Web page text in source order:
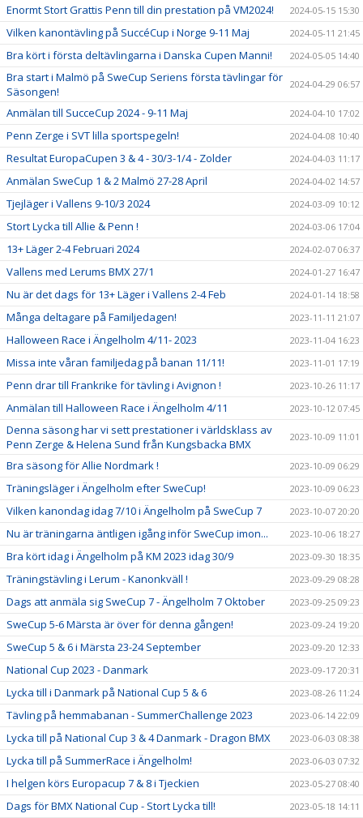
Enormt Stort Grattis Penn till din prestation på VM2024! 2024-05-15 15:30
Vilken kanontävling på SuccéCup i Norge 9-11 Maj 2024-05-11 21:45
Bra kört i första deltävlingarna i Danska Cupen Manni! 2024-05-05 14:40
Bra start i Malmö på SweCup Seriens första tävlingar för
Säsongen!
2024-04-29 06:57
Anmälan till SucceCup 2024 - 9-11 Maj 2024-04-10 17:02
Penn Zerge i SVT lilla sportspegeln! 2024-04-08 10:40
Resultat EuropaCupen 3 & 4 - 30/3-1/4 - Zolder 2024-04-03 11:17
Anmälan SweCup 1 & 2 Malmö 27-28 April 2024-04-02 14:57
Tjejläger i Vallens 9-10/3 2024 2024-03-09 10:12
Stort Lycka till Allie & Penn ! 2024-03-06 17:04
13+ Läger 2-4 Februari 2024 2024-02-07 06:37
Vallens med Lerums BMX 27/1 2024-01-27 16:47
Nu är det dags för 13+ Läger i Vallens 2-4 Feb 2024-01-14 18:58
Många deltagare på Familjedagen! 2023-11-11 21:07
Halloween Race i Ängelholm 4/11- 2023 2023-11-04 16:23
Missa inte våran familjedag på banan 11/11! 2023-11-01 17:19
Penn drar till Frankrike för tävling i Avignon ! 2023-10-26 11:17
Anmälan till Halloween Race i Ängelholm 4/11 2023-10-12 07:45
Denna säsong har vi sett prestationer i världsklass av
Penn Zerge & Helena Sund från Kungsbacka BMX
2023-10-09 11:01
Bra säsong för Allie Nordmark ! 2023-10-09 06:29
Träningsläger i Ängelholm efter SweCup! 2023-10-09 06:23
Vilken kanondag idag 7/10 i Ängelholm på SweCup 7 2023-10-07 20:20
Nu är träningarna äntligen igång inför SweCup imon... 2023-10-06 18:27
Bra kört idag i Ängelholm på KM 2023 idag 30/9 2023-09-30 18:35
Träningstävling i Lerum - Kanonkväll ! 2023-09-29 08:28
Dags att anmäla sig SweCup 7 - Ängelholm 7 Oktober 2023-09-25 09:23
SweCup 5-6 Märsta är över för denna gången! 2023-09-24 19:20
SweCup 5 & 6 i Märsta 23-24 September 2023-09-20 12:33
National Cup 2023 - Danmark 2023-09-17 20:31
Lycka till i Danmark på National Cup 5 & 6 2023-08-26 11:24
Tävling på hemmabanan - SummerChallenge 2023 2023-06-14 22:09
Lycka till på National Cup 3 & 4 Danmark - Dragon BMX 2023-06-03 08:38
Lycka till på SummerRace i Ängelholm! 2023-06-03 07:32
I helgen körs Europacup 7 & 8 i Tjeckien 2023-05-27 08:40
Dags för BMX National Cup - Stort Lycka till! 2023-05-18 14:11